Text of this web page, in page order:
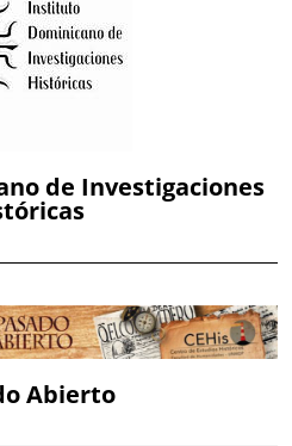
de Investigaciones
Abierto